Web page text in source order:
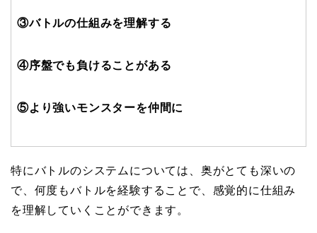
③バトルの仕組みを理解する
④序盤でも負けることがある
⑤より強いモンスターを仲間に
特にバトルのシステムについては、奥がとても深いの
で、何度もバトルを経験することで、感覚的に仕組み
を理解していくことができます。